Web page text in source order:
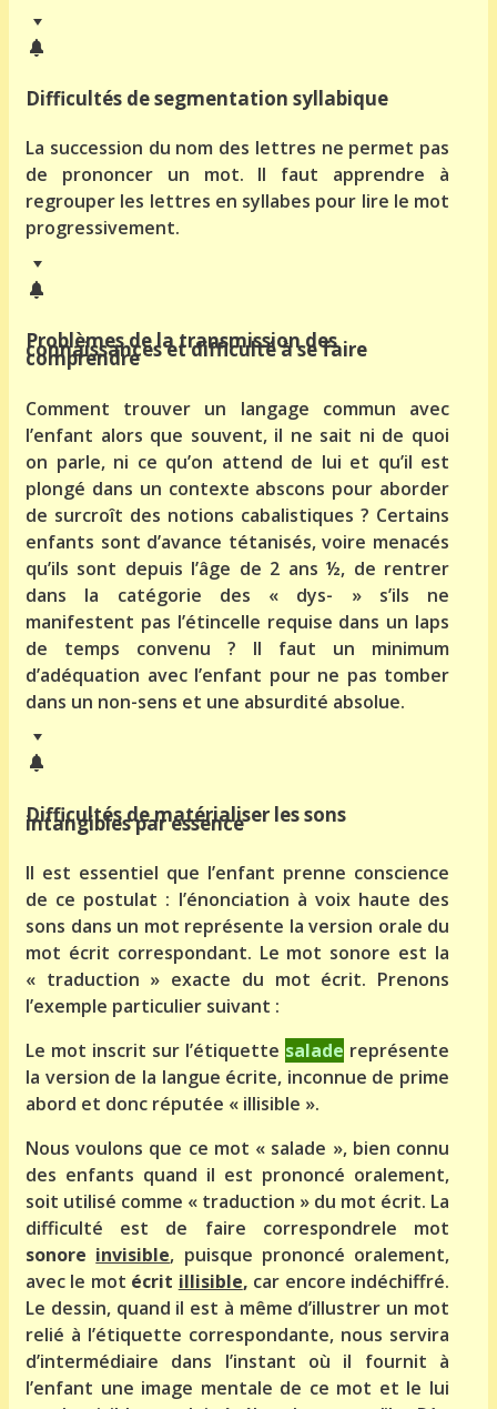
Difficultés de segmentation syllabique
La succession du nom des lettres ne permet pas
de prononcer un mot. Il faut apprendre à
regrouper les lettres en syllabes pour lire le mot
progressivement.
Problèmes de la transmission des
connaissances et difficulté à se faire
comprendre
Comment trouver un langage commun avec
l’enfant alors que souvent, il ne sait ni de quoi
on parle, ni ce qu’on attend de lui et qu’il est
plongé dans un contexte abscons pour aborder
de surcroît des notions cabalistiques ? Certains
enfants sont d’avance tétanisés, voire menacés
qu’ils sont depuis l’âge de 2 ans ½, de rentrer
dans la catégorie des « dys- » s’ils ne
manifestent pas l’étincelle requise dans un laps
de temps convenu ? Il faut un minimum
d’adéquation avec l’enfant pour ne pas tomber
dans un non-sens et une absurdité absolue.
Difficultés de matérialiser les sons
intangibles par essence
Il est essentiel que l’enfant prenne conscience
de ce postulat : l’énonciation à voix haute des
sons dans un mot représente la version orale du
mot écrit correspondant. Le mot sonore est la
« traduction » exacte du mot écrit. Prenons
l’exemple particulier suivant :
Le mot inscrit sur l’étiquette salade représente
la version de la langue écrite, inconnue de prime
abord et donc réputée « illisible ».
Nous voulons que ce mot « salade », bien connu
des enfants quand il est prononcé oralement,
soit utilisé comme « traduction » du mot écrit. La
difficulté est de faire correspondrele mot
sonore invisible, puisque prononcé oralement,
avec le mot écrit illisible, car encore indéchiffré.
Le dessin, quand il est à même d’illustrer un mot
relié à l’étiquette correspondante, nous servira
d’intermédiaire dans l’instant où il fournit à
l’enfant une image mentale de ce mot et le lui